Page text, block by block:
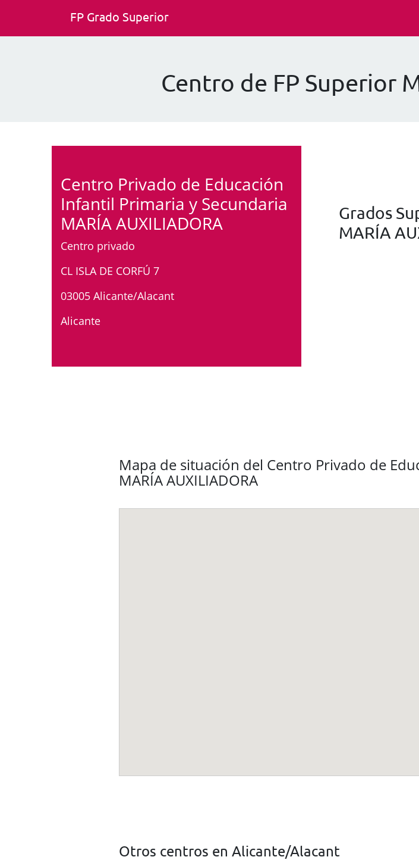
FP Grado Superior
Centro de FP Superior
Centro Privado de Educación
Infantil Primaria y Secundaria
MARÍA AUXILIADORA
Centro privado
CL ISLA DE CORFÚ 7
03005 Alicante/Alacant
Alicante
Grados
MARÍA
Mapa de situación del Centro Privado de
MARÍA AUXILIADORA
Otros centros en Alicante/Alacant